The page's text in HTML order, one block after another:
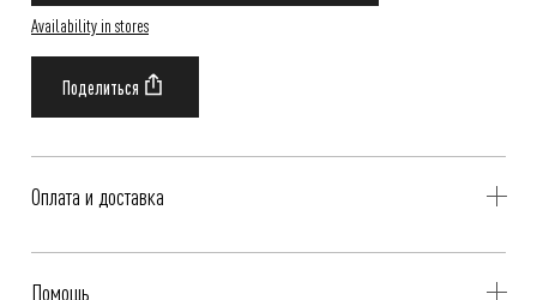
Availability in stores
Оплата и доставка
Помощь